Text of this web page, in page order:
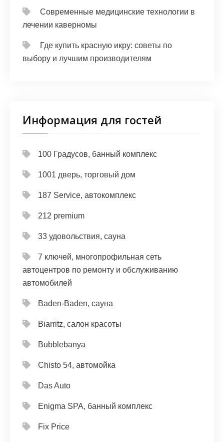
Современные медицинские технологии в
лечении каверномы
Где купить красную икру: советы по
выбору и лучшим производителям
Информация для гостей
100 Градусов, банный комплекс
1001 дверь, торговый дом
187 Service, автокомплекс
212 premium
33 удовольствия, сауна
7 ключей, многопрофильная сеть
автоцентров по ремонту и обслуживанию
автомобилей
Baden-Baden, сауна
Biarritz, салон красоты
Bubblebanya
Chisto 54, автомойка
Das Auto
Enigma SPA, банный комплекс
Fix Price